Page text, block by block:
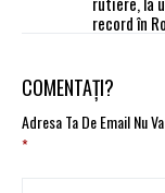
record în
trafic 2026”
COMENTAȚI?
Adresa Ta De Email Nu
*